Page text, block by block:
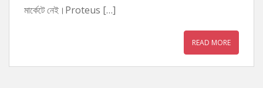
মার্কেটে নেই।Proteus […]
READ MORE